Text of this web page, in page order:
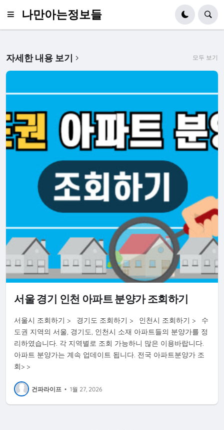
나만아는정보들
자세한 내용 보기 모두 보기
서울 경기 인천 아파트 분양가 조회하기
서울시 조회하기 > 경기도 조회하기 > 인천시 조회하기 > 수
도권 지역의 서울, 경기도, 인천시 소재 아파트들의 분양가를 정
리하였습니다. 각 지역별로 조회 가능하니 많은 이용바랍니다.
아파트 분양가는 계속 업데이트 됩니다. 전국 아파트분양가 조
회> >
건파라이프 • 1월 27, 2026